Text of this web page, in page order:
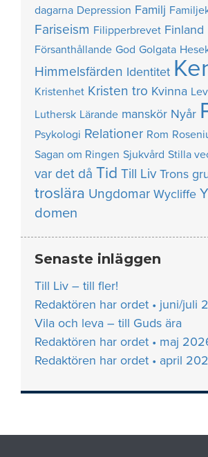
dagarna Depression Familj
Fariseism Filipperbrevet Finland
Försanthållande God Golgata
Himmelsfärden Identitet
Kristenhet Kristen tro Kvinna
Luthersk Lärande manskör Nyår
Psykologi Relationer Rom
Sagan om Ringen Sjukvård Stilla
var det då Tid Till Liv Trons
troslära Ungdomar Wycliffe
domen
Senaste inläggen
Till Liv – till fler!
Redaktören har ordet • juni/juli
Vila och leva – till Guds ära
Redaktören har ordet • maj
Redaktören har ordet • april